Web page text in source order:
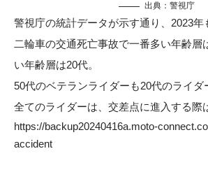
出典： 警視庁
警視庁の統計データが示す通り、2023年
二輪車の交通死亡事故で一番多い年齢層
い年齢層は20代。
50代のベテランライダーも20代のライ
全てのライダーは、交差点に進入する際
https://backup20240416a.moto-
accident